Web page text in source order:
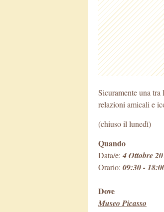
Sicuramente una
relazioni amicali e
(chiuso il lunedì)
Quando
Data/e: 4 Ottobre
Orario: 09:30 -
Dove
Museo Picasso